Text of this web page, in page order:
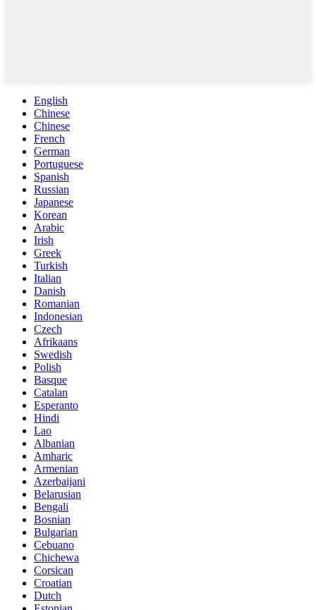
English
Chinese
Chinese
French
German
Portuguese
Spanish
Russian
Japanese
Korean
Arabic
Irish
Greek
Turkish
Italian
Danish
Romanian
Indonesian
Czech
Afrikaans
Swedish
Polish
Basque
Catalan
Esperanto
Hindi
Lao
Albanian
Amharic
Armenian
Azerbaijani
Belarusian
Bengali
Bosnian
Bulgarian
Cebuano
Chichewa
Corsican
Croatian
Dutch